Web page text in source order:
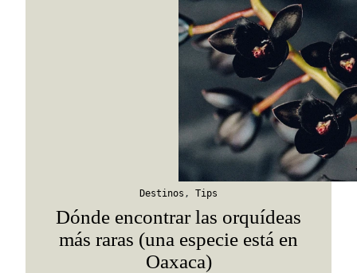
Destinos , Tips
Dónde encontrar las orquídeas
más raras (una especie está en
Oaxaca)